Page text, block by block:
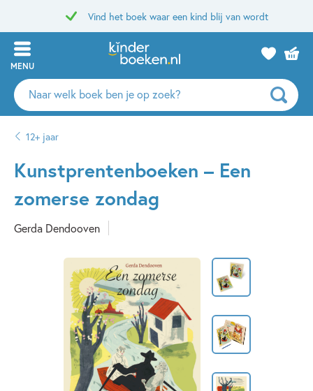
Vind het boek waar een kind blij van wordt
MENU
Zoeken
naar
auteurs
uitgevers
12+ jaar
Kunstprentenboeken – Een
zomerse zondag
Gerda Dendooven